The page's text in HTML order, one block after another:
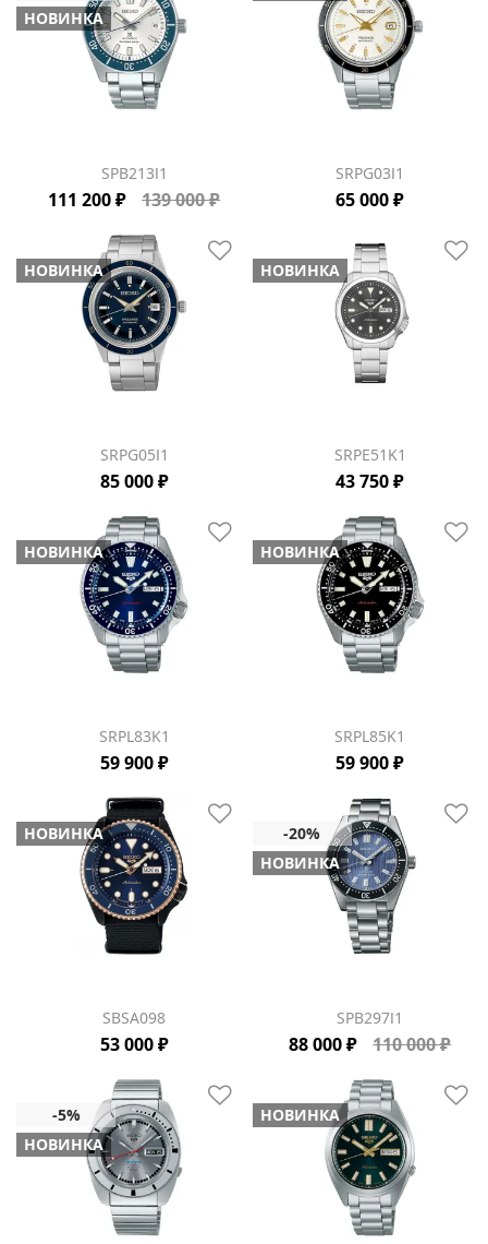
НОВИНКА
SPB213J1
111 200 ₽ 139 000 ₽
SRPG03J1
65 000 ₽
НОВИНКА
SRPG05J1
85 000 ₽
НОВИНКА
SRPE51K1
43 750 ₽
НОВИНКА
SRPL83K1
59 900 ₽
НОВИНКА
SRPL85K1
59 900 ₽
НОВИНКА
SBSA098
53 000 ₽
НОВИНКА
SPB297J1
88 000 ₽ 110 000 ₽
НОВИНКА
НОВИНКА